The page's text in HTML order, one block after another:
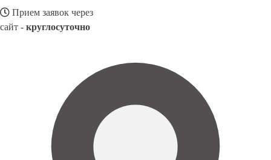
Прием заявок через
сайт - круглосуточно